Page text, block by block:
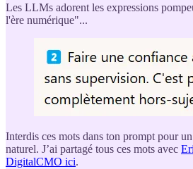
Les LLMs adorent les expressions
l'ère numérique"...
Interdis ces mots dans ton prompt pour
naturel. J’ai partagé tous ces mots avec
DigitalCMO ici.